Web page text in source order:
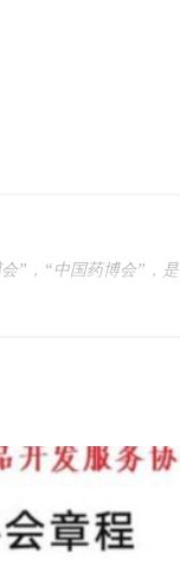
”，“中国药博会”，